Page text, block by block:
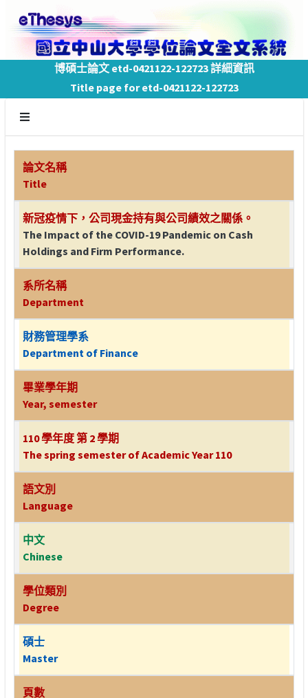
博碩士論文 etd-0421122-122723 詳細資訊
Title page for etd-0421122-122723
論文名稱
Title
新冠疫情下，公司現金持有與公司績效之關係。
The Impact of the COVID-19 Pandemic on Cash
Holdings and Firm Performance.
系所名稱
Department
財務管理學系
Department of Finance
畢業學年期
Year, semester
110 學年度 第 2 學期
The spring semester of Academic Year 110
語文別
Language
中文
Chinese
學位類別
Degree
碩士
Master
頁數